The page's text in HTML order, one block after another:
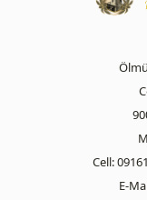
Cell:
E-